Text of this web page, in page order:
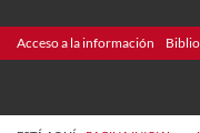
Acceso a la información